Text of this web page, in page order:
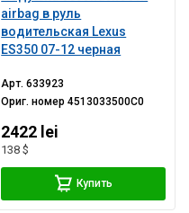
airbag в руль
водительская Lexus
ES350 07-12 черная
Арт.633923
Ориг. номер4513033500C0
2422 lei
138 $
Купить